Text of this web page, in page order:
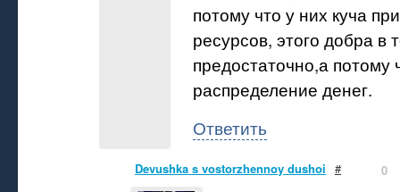
потому что у них куча
ресурсов, этого добра
предостаточно,а потому
распределение денег.
Ответить
Devushka s vostorzhennoy dushoi # 0